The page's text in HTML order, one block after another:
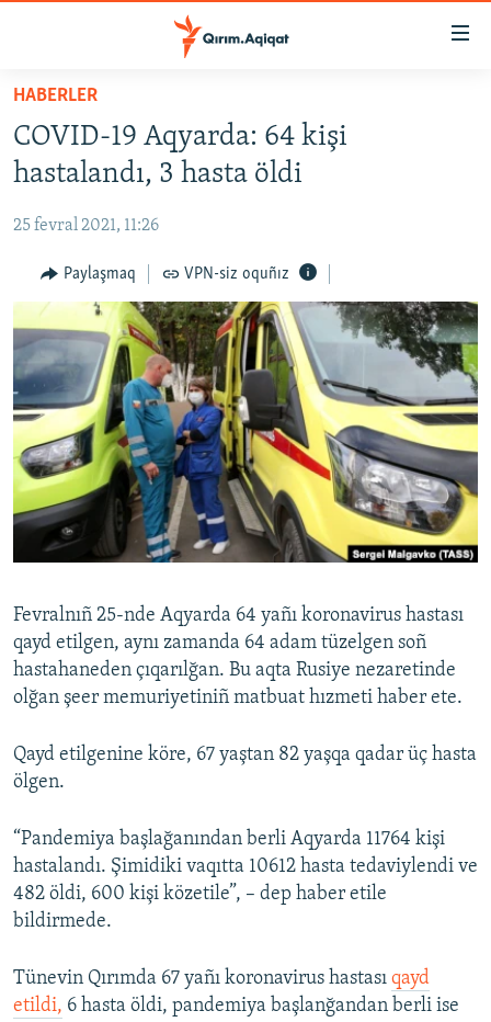
Esas
qaytmaq
Baş
qaytmaq
qaytmaq
SİYASET
CEMİYET
MEDENİYET
İNSAN AQLARI
VİDEO
SÜRET
BLOGLAR
FİKİR
Русский
Українською
QOŞULIÑIZ!
HABERLER
COVID-19 Aqyarda: 64 kişi
hastalandı, 3 hasta öldi
25 fevral 2021, 11:26
Paylaşmaq VPN-siz oquñız
Fevralnıñ 25-nde Aqyarda 64 yañı koronavirus hastası
qayd etilgen, aynı zamanda 64 adam tüzelgen soñ
hastahaneden çıqarılğan. Bu aqta Rusiye nezaretinde
olğan şeer memuriyetiniñ matbuat hızmeti haber ete.
Qayd etilgenine köre, 67 yaştan 82 yaşqa qadar üç hasta
ölgen.
“Pandemiya başlağanından berli Aqyarda 11764 kişi
hastalandı. Şimidiki vaqıtta 10612 hasta tedaviylendi ve
482 öldi, 600 kişi közetile”, – dep haber etile
bildirmede.
Tünevin Qırımda 67 yañı koronavirus hastası qayd
etildi, 6 hasta öldi, pandemiya başlanğandan berli ise